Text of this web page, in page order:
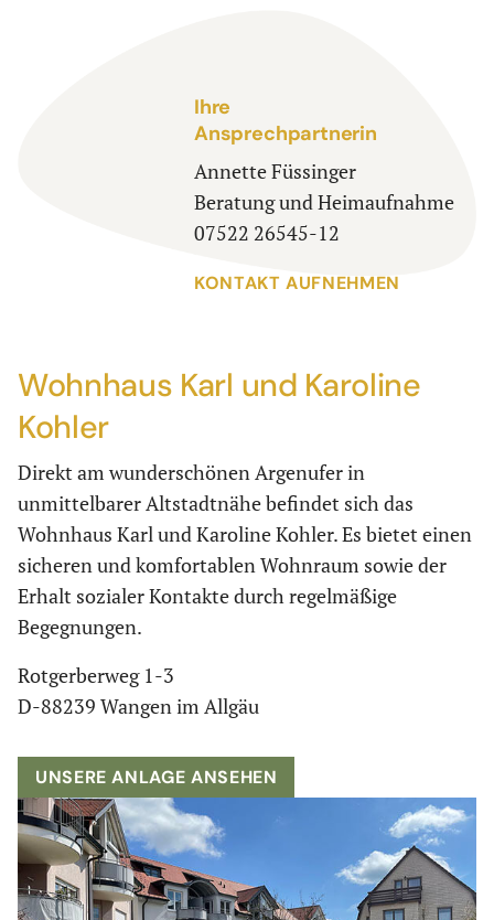
Ihre
Ansprechpartnerin
Annette Füssinger
Beratung und Heimaufnahme
07522 26545-12
KONTAKT AUFNEHMEN
Wohnhaus Karl und Karoline
Kohler
Direkt am wunderschönen Argenufer in
unmittelbarer Altstadtnähe befindet sich das
Wohnhaus Karl und Karoline Kohler. Es bietet einen
sicheren und komfortablen Wohnraum sowie der
Erhalt sozialer Kontakte durch regelmäßige
Begegnungen.
Rotgerberweg 1-3
D-88239 Wangen im Allgäu
UNSERE ANLAGE ANSEHEN